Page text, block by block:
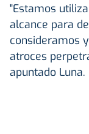
"Estamos
alcance para
consideramos
atroces
apuntado Luna.